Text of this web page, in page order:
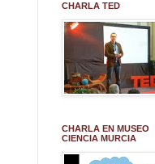
CHARLA TED
CHARLA EN MUSEO
CIENCIA MURCIA